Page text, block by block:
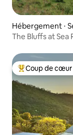
Hébergement ⋅
The Bluffs at Sea
Coups de cœur
Coup de cœur